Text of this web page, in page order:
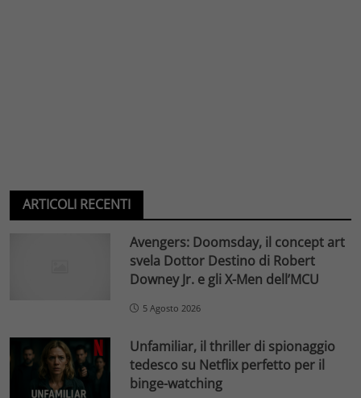
ARTICOLI RECENTI
Avengers: Doomsday, il concept art
svela Dottor Destino di Robert
Downey Jr. e gli X-Men dell’MCU
5 Agosto 2026
Unfamiliar, il thriller di spionaggio
tedesco su Netflix perfetto per il
binge-watching